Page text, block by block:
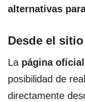
alternativas
Desde el
La página
posibilidad de
directamente